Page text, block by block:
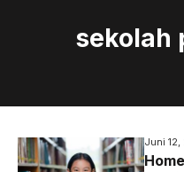
sekolah
Juni 12,